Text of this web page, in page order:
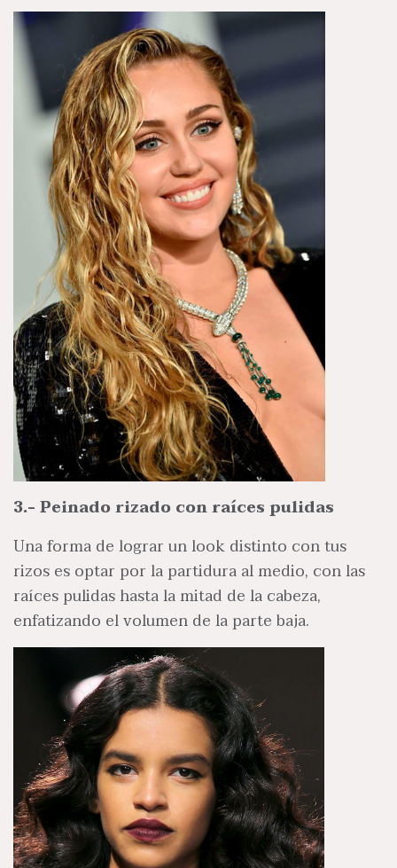
3.- Peinado rizado con raíces pulidas
Una forma de lograr un look distinto con tus
rizos es optar por la partidura al medio, con las
raíces pulidas hasta la mitad de la cabeza,
enfatizando el volumen de la parte baja.